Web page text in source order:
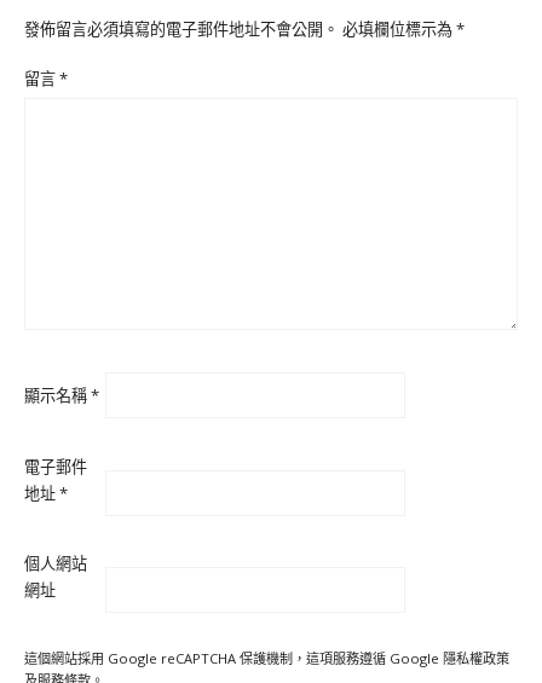
發佈留言必須填寫的電子郵件地址不會公開。 必填欄位標示為*
留言*
顯示名稱*
電子郵件
地址*
個人網站
網址
這個網站採用 Google reCAPTCHA 保護機制，這項服務遵循 Google 隱私權政策